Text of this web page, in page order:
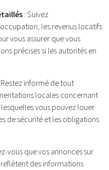
: Suivez
les revenus locatifs
vous assurer que vous
précises si les autorités en
Restez informé de tout
locales concernant
vous pouvez louer
de sécurité et les obligations
vous que vos annonces sur
des informations